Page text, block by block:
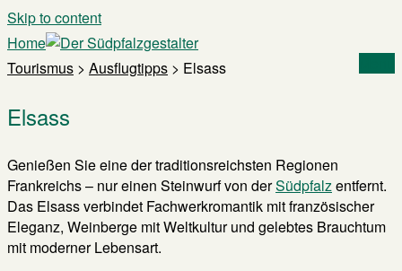
Skip to content
Home
Tourismus > Ausflugtipps > Elsass
Elsass
Genießen Sie eine der traditionsreichsten Regionen
Frankreichs – nur einen Steinwurf von derSüdpfalzentfernt.
Das Elsass verbindet Fachwerkromantik mit französischer
Eleganz, Weinberge mit Weltkultur und gelebtes Brauchtum
mit moderner Lebensart.